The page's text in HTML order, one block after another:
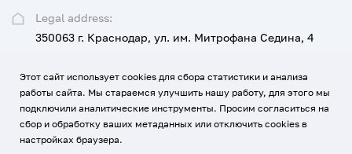
Legal address:
350063 г. Краснодар, ул. им. Митрофана Седина, 4
UNIVERSITY FOR APPLICANTS AND STUDENTS
EDUCATION, SCIENCE, DEVELOPMENT AND INNOVATION
Этот сайт использует cookies для сбора статистики и анализа
работы сайта. Мы стараемся улучшить нашу работу, для этого мы
подключили аналитические инструменты. Просим согласиться на
сбор и обработку ваших метаданных или отключить cookies в
настройках браузера.